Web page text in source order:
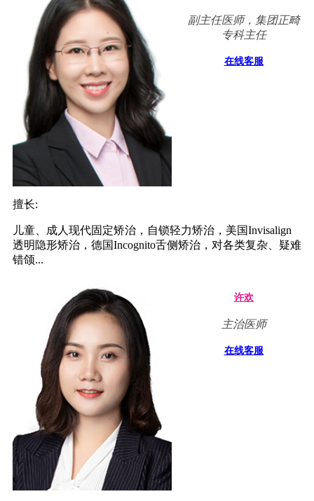
副主任医师，集团正畸
专科主任
在线客服
擅长:
儿童、成人现代固定矫治，自锁轻力矫治，美国Invisalign
透明隐形矫治，德国Incognito舌侧矫治，对各类复杂、疑难
错颌...
许欢
主治医师
在线客服